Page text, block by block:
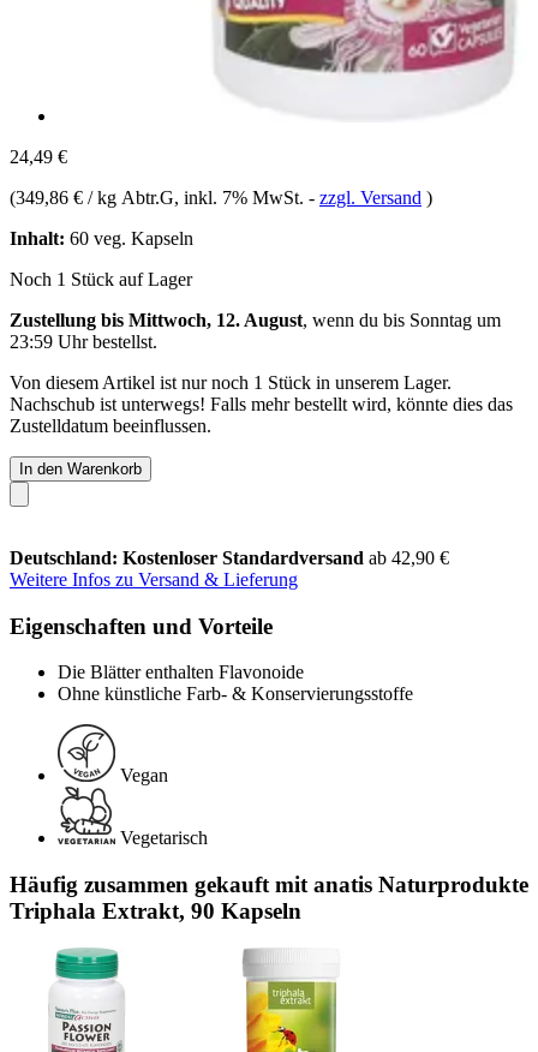
24,49 €
(349,86 € / kg Abtr.G, inkl. 7% MwSt. - zzgl. Versand )
Inhalt: 60 veg. Kapseln
Noch 1 Stück auf Lager
Zustellung bis Mittwoch, 12. August, wenn du bis Sonntag um
23:59 Uhrbestellst.
Von diesem Artikel ist nur noch 1 Stück in unserem Lager.
Nachschub ist unterwegs! Falls mehr bestellt wird, könnte dies das
Zustelldatum beeinflussen.
In den Warenkorb
Deutschland: Kostenloser Standardversand ab 42,90 €
Weitere Infos zu Versand & Lieferung
Eigenschaften und Vorteile
Die Blätter enthalten Flavonoide
Ohne künstliche Farb- & Konservierungsstoffe
Vegan
Vegetarisch
Häufig zusammen gekauft mit anatis Naturprodukte
Triphala Extrakt, 90 Kapseln